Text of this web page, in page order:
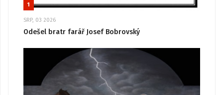
1
SRP, 03 2026
Odešel bratr farář Josef Bobrovský